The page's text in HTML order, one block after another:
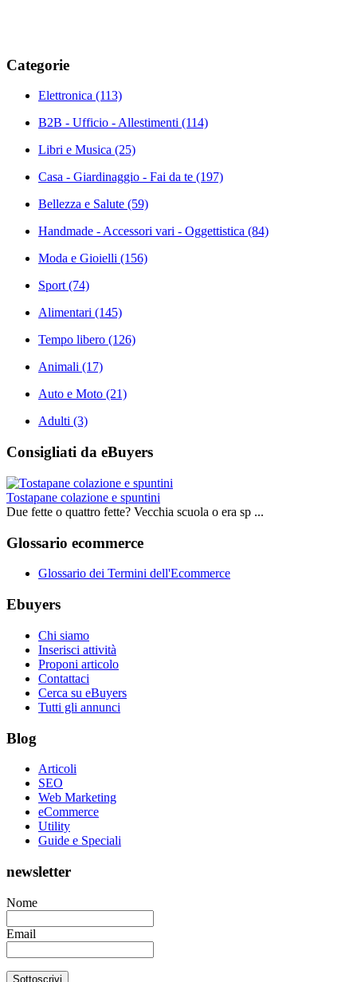
Categorie
Elettronica (113)
B2B - Ufficio - Allestimenti (114)
Libri e Musica (25)
Casa - Giardinaggio - Fai da te (197)
Bellezza e Salute (59)
Handmade - Accessori vari - Oggettistica (84)
Moda e Gioielli (156)
Sport(74)
Alimentari (145)
Tempo libero (126)
Animali (17)
Auto e Moto (21)
Adulti (3)
Consigliati da eBuyers
Tostapane colazione e spuntini
Due fette o quattro fette? Vecchia scuola o era sp ...
Glossario ecommerce
Glossario dei Termini dell'Ecommerce
Ebuyers
Chi siamo
Inserisci attività
Proponi articolo
Contattaci
Cerca su eBuyers
Tutti gli annunci
Blog
Articoli
SEO
Web Marketing
eCommerce
Utility
Guide e Speciali
newsletter
Nome
Email